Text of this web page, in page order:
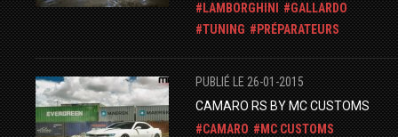
LAMBORGHINI
GALLARDO
TUNING
PRÉPARATEURS
PUBLIÉ LE 26-01-2015
CAMARO RS BY MC CUSTOMS
CAMARO
MC CUSTOMS